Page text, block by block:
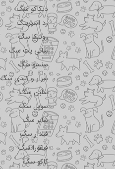
دیکاکو سگ
رد اسپرینگ
روتیکا سگ
سانی پت سگ
سنسو سگ
سزار و کندی سگ
سلبن سگ
سویل سگ
شایر سگ
فیدار سگ
فیفورا سگ
کاکو سگ